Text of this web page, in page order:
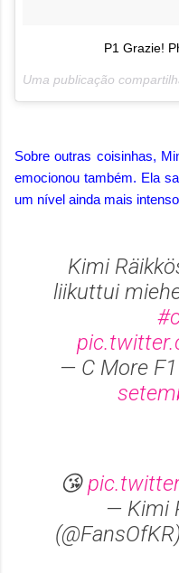
P1 Grazie!
Uma publicação
Sobre outras coisinhas,
emocionou também. Ela
um nível ainda mais
Kimi
liikuttui
— C More
😘
— Kimi
(@FansOfKR)